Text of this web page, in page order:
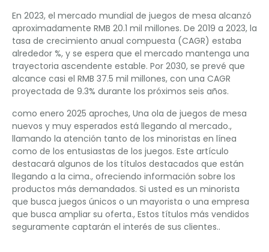
En 2023, el mercado mundial de juegos de mesa alcanzó
aproximadamente RMB 20.1 mil millones. De 2019 a 2023, la
tasa de crecimiento anual compuesta (CAGR) estaba
alrededor %, y se espera que el mercado mantenga una
trayectoria ascendente estable. Por 2030, se prevé que
alcance casi el RMB 37.5 mil millones, con una CAGR
proyectada de 9.3% durante los próximos seis años.
como enero 2025 aproches, Una ola de juegos de mesa
nuevos y muy esperados está llegando al mercado.,
llamando la atención tanto de los minoristas en línea
como de los entusiastas de los juegos. Este artículo
destacará algunos de los títulos destacados que están
llegando a la cima., ofreciendo información sobre los
productos más demandados. Si usted es un minorista
que busca juegos únicos o un mayorista o una empresa
que busca ampliar su oferta., Estos títulos más vendidos
seguramente captarán el interés de sus clientes..